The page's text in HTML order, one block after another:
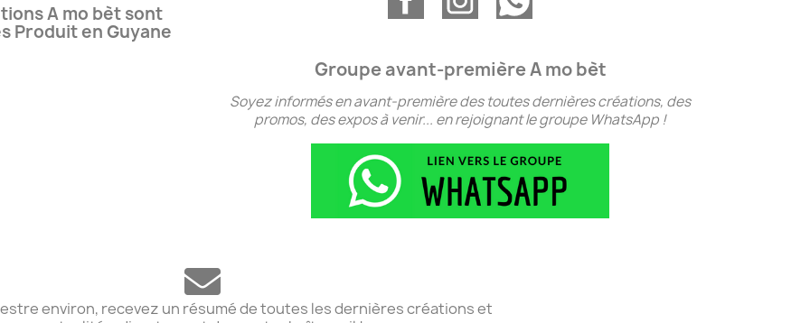
A mo bèt sont
Produit en Guyane
Groupe avant-première A mo bèt
Soyez informés en avant-première des toutes dernières créations, des
promos, des expos à venir... en rejoignant le groupe WhatsApp !
environ, recevez un résumé de toutes les dernières créations et